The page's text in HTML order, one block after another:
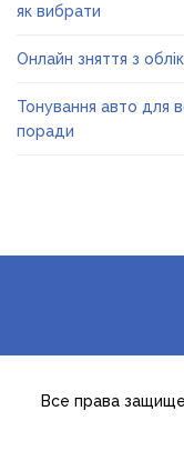
як вибрати
Онлайн зняття з
Тонування авто для
поради
Все права